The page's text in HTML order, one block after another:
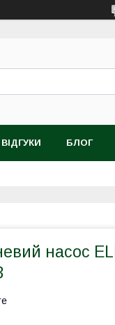
ВІДГУКИ БЛОГ
насос